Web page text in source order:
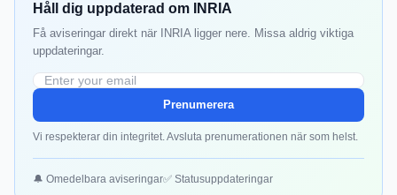
Håll dig uppdaterad om INRIA
Få aviseringar direkt när INRIA ligger nere. Missa aldrig viktiga
uppdateringar.
Prenumerera
Vi respekterar din integritet. Avsluta prenumerationen när som helst.
🔔 Omedelbara aviseringar✅ Statusuppdateringar